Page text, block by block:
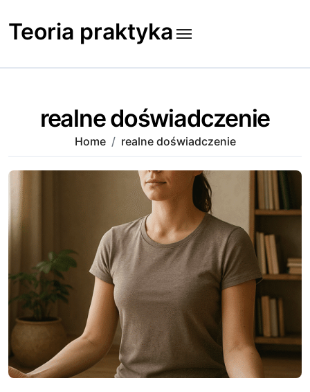
to
content
Teoria praktyka
realne doświadczenie
Home realne doświadczenie